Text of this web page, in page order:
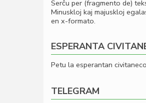
Serĉu per (fragmento de)
Minuskloj kaj majuskloj
en x-formato.
ESPERANTA
Petu la esperantan
TELEGRAM